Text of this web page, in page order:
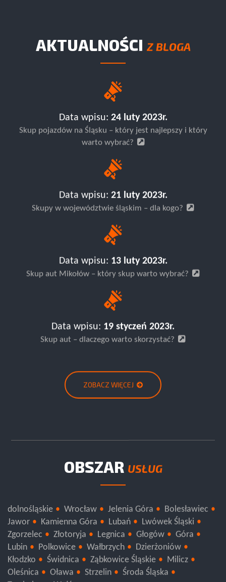
AKTUALNOŚCI Z BLOGA
Data wpisu: 24 luty 2023r.
Skup pojazdów na Śląsku – który jest najlepszy i który
warto wybrać?
Data wpisu: 21 luty 2023r.
Skupy w województwie śląskim – dla kogo?
Data wpisu: 13 luty 2023r.
Skup aut Mikołów – który skup warto wybrać?
Data wpisu: 19 styczeń 2023r.
Skup aut – dlaczego warto skorzystać?
ZOBACZ WIĘCEJ
OBSZAR USŁUG
dolnośląskie Wrocław Jelenia Góra
Bolesławiec
Jawor
Kamienna Góra Lubań
Lwówek Śląski
Zgorzelec
Złotoryja Legnica Głogów
Góra
Lubin
Polkowice Wałbrzych
Dzierżoniów
Kłodzko
Świdnica Ząbkowice Śląskie
Milicz
Oleśnica
Oława Strzelin Środa Śląska